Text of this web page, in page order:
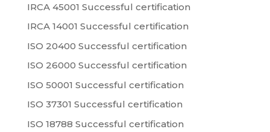
IRCA 45001 Successful certification
IRCA 14001 Successful certification
ISO 20400 Successful certification
ISO 26000 Successful certification
ISO 50001 Successful certification
ISO 37301 Successful certification
ISO 18788 Successful certification